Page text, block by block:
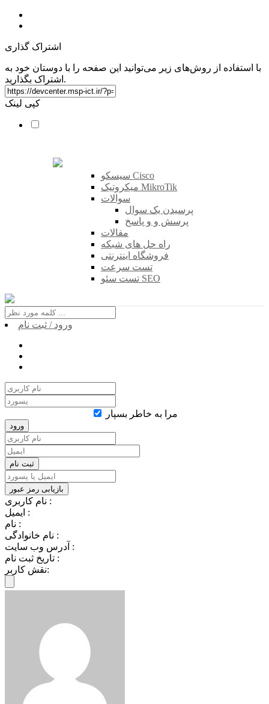
اشتراک گذاری
با استفاده از روش‌های زیر می‌توانید این صفحه را با دوستان خود به
اشتراک بگذارید.
کپی لینک
سیسکو Cisco
میکروتیک MikroTik
سوالات
پرسیدن یک سوال
پرسش و و پاسخ
مقالات
راه حل های شبکه
فروشگاه اینترنتی
تست سرعت
تست سئو SEO
ورود / ثبت نام
مرا به خاطر بسپار
نام کاربری :
ایمیل :
نام :
نام خانوادگی :
آدرس وب سایت :
تاریخ ثبت نام :
نقش کاربر: